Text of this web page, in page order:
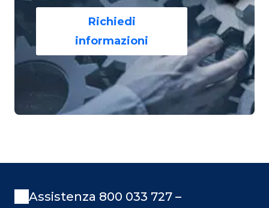
Richiedi
informazioni
Assistenza 800 033 727 –